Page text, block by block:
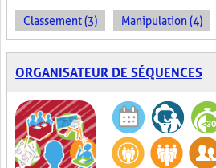
Classement (3) Manipulation (4)
ORGANISATEUR DE SÉQUENCES